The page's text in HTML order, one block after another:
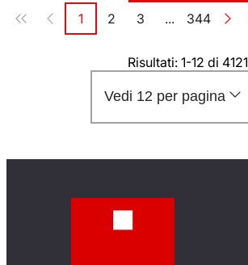
Paginazione
Pagina
1 Pagina
2 Pagina
3 ... Pagina
344
Risultati: 1-12 di 4121
Vedi 12 per pagina